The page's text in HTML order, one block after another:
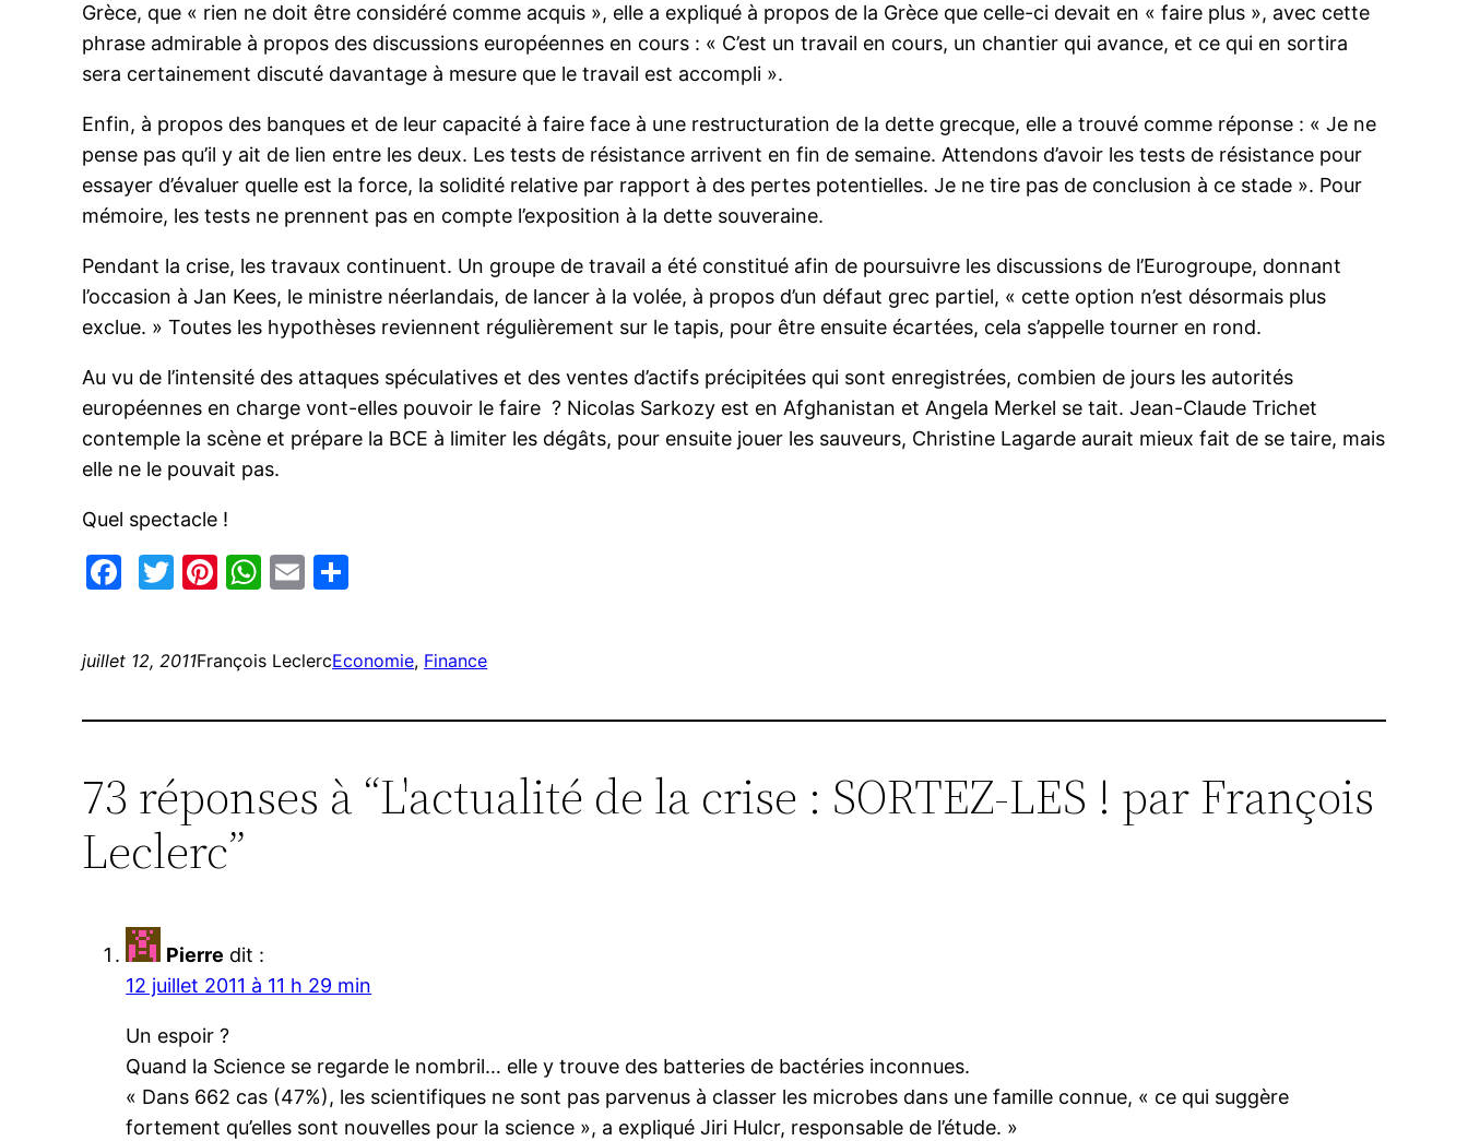
Grèce, que « rien ne doit être considéré comme acquis », elle a expliqué à propos de la Grèce que celle-ci devait en « faire plus », avec cette
phrase admirable à propos des discussions européennes en cours : « C’est un travail en cours, un chantier qui avance, et ce qui en sortira
sera certainement discuté davantage à mesure que le travail est accompli ».
Enfin, à propos des banques et de leur capacité à faire face à une restructuration de la dette grecque, elle a trouvé comme réponse : « Je ne
pense pas qu’il y ait de lien entre les deux. Les tests de résistance arrivent en fin de semaine. Attendons d’avoir les tests de résistance pour
essayer d’évaluer quelle est la force, la solidité relative par rapport à des pertes potentielles. Je ne tire pas de conclusion à ce stade ». Pour
mémoire, les tests ne prennent pas en compte l’exposition à la dette souveraine.
Pendant la crise, les travaux continuent. Un groupe de travail a été constitué afin de poursuivre les discussions de l’Eurogroupe, donnant
l’occasion à Jan Kees, le ministre néerlandais, de lancer à la volée, à propos d’un défaut grec partiel, « cette option n’est désormais plus
exclue. » Toutes les hypothèses reviennent régulièrement sur le tapis, pour être ensuite écartées, cela s’appelle tourner en rond.
Au vu de l’intensité des attaques spéculatives et des ventes d’actifs précipitées qui sont enregistrées, combien de jours les autorités
européennes en charge vont-elles pouvoir le faire ? Nicolas Sarkozy est en Afghanistan et Angela Merkel se tait. Jean-Claude Trichet
contemple la scène et prépare la BCE à limiter les dégâts, pour ensuite jouer les sauveurs, Christine Lagarde aurait mieux fait de se taire, mais
elle ne le pouvait pas.
Quel spectacle !
Facebook
Twitter
Pinterest
WhatsApp
Email
juillet 12, 2011François LeclercEconomie, Finance
73 réponses à “L'actualité de la crise : SORTEZ-LES ! par François
Leclerc”
Pierre dit :
12 juillet 2011 à 11 h 29 min
Un espoir ?
Quand la Science se regarde le nombril… elle y trouve des batteries de bactéries inconnues.
« Dans 662 cas (47%), les scientifiques ne sont pas parvenus à classer les microbes dans une famille connue, « ce qui suggère
fortement qu’elles sont nouvelles pour la science », a expliqué Jiri Hulcr, responsable de l’étude. »